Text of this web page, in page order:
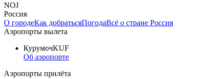
NOJ
Россия
О городеКак добратьсяПогодаВсё о стране Россия
Аэропорты вылета
КурумочKUF
Об аэропорте
Аэропорты прилёта